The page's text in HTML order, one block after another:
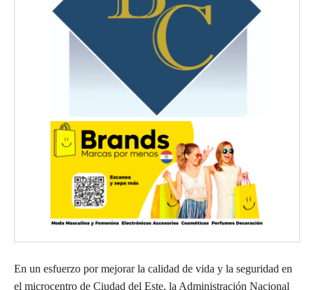
En un esfuerzo por mejorar la calidad de vida y la seguridad en
el microcentro de Ciudad del Este, la Administración Nacional